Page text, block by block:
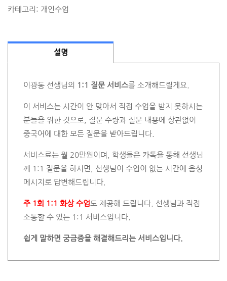
카테고리: 개인수업
설명
이광동 선생님의 1:1 질문 서비스를 소개해드릴게요.
이 서비스는 시간이 안 맞아서 직접 수업을 받지 못하시는
분들을 위한 것으로, 질문 수량과 질문 내용에 상관없이
중국어에 대한 모든 질문을 받아드립니다.
서비스료는 월 20만원이며, 학생들은 카톡을 통해 선생님
께 1:1 질문을 하시면, 선생님이 수업이 없는 시간에 음성
메시지로 답변해드립니다.
주 1회 1:1 화상 수업도 제공해 드립니다. 선생님과 직접
소통할 수 있는 1:1 서비스입니다.
쉽게 말하면 궁금증을 해결해드리는 서비스입니다.